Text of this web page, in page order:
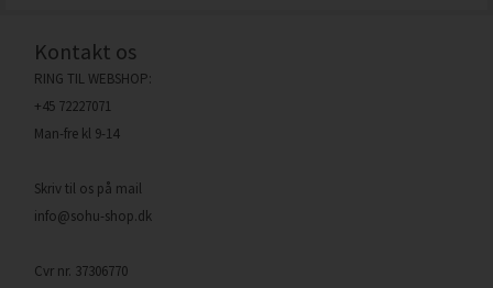
Kontakt os
RING TIL WEBSHOP:
+45 72227071
Man-fre kl 9-14
Skriv til os på mail
info@sohu-shop.dk
Cvr nr. 37306770